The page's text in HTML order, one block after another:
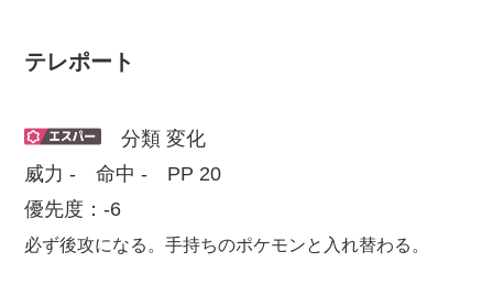
テレポート
分類 変化
威力 - 命中 - PP 20
優先度：-6
必ず後攻になる。手持ちのポケモンと入れ替わる。